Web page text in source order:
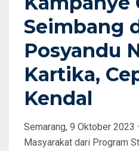
Seimbang
Posyandu
Kartika,
Kendal
Semarang, 9 Oktober 2023
Masyarakat dari Program